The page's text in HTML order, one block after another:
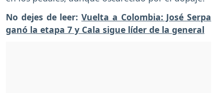
No dejes de leer: Vuelta a Colombia: José Serpa
ganó la etapa 7 y Cala sigue líder de la general